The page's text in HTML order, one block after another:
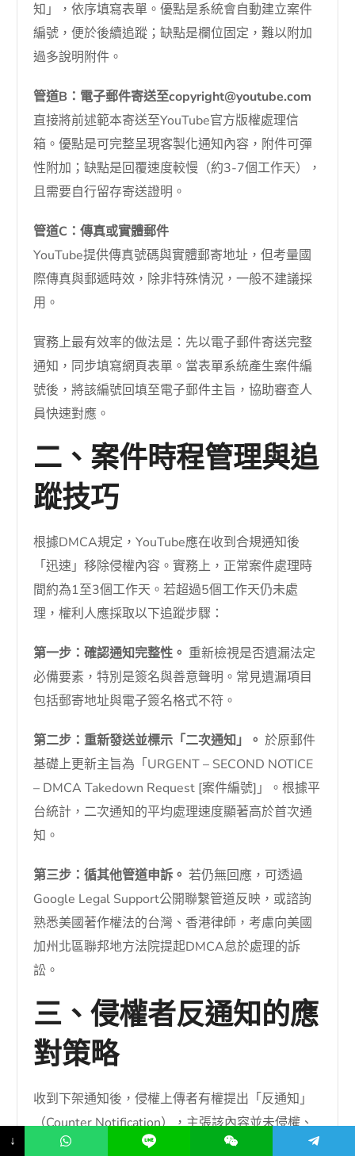
知」，依序填寫表單。優點是系統會自動建立案件
編號，便於後續追蹤；缺點是欄位固定，難以附加
過多說明附件。
管道B：電子郵件寄送至copyright@youtube.com
直接將前述範本寄送至YouTube官方版權處理信
箱。優點是可完整呈現客製化通知內容，附件可彈
性附加；缺點是回覆速度較慢（約3-7個工作天），
且需要自行留存寄送證明。
管道C：傳真或實體郵件
YouTube提供傳真號碼與實體郵寄地址，但考量國
際傳真與郵遞時效，除非特殊情況，一般不建議採
用。
實務上最有效率的做法是：先以電子郵件寄送完整
通知，同步填寫網頁表單。當表單系統產生案件編
號後，將該編號回填至電子郵件主旨，協助審查人
員快速對應。
二、案件時程管理與追
蹤技巧
根據DMCA規定，YouTube應在收到合規通知後
「迅速」移除侵權內容。實務上，正常案件處理時
間約為1至3個工作天。若超過5個工作天仍未處
理，權利人應採取以下追蹤步驟：
第一步：確認通知完整性。 重新檢視是否遺漏法定
必備要素，特別是簽名與善意聲明。常見遺漏項目
包括郵寄地址與電子簽名格式不符。
第二步：重新發送並標示「二次通知」。 於原郵件
基礎上更新主旨為「URGENT – SECOND NOTICE
– DMCA Takedown Request [案件編號]」。根據平
台統計，二次通知的平均處理速度顯著高於首次通
知。
第三步：循其他管道申訴。 若仍無回應，可透過
Google Legal Support公開聯繫管道反映，或諮詢
熟悉美國著作權法的台灣、香港律師，考慮向美國
加州北區聯邦地方法院提起DMCA怠於處理的訴
訟。
三、侵權者反通知的應
對策略
收到下架通知後，侵權上傳者有權提出「反通知」
（Counter Notification），主張該內容並未侵權、
已獲授權或屬合理使用。若YouTube收到符合法定
↓